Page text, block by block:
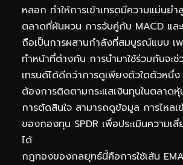
หลอก ทำให้การเข้าเทรดมีความแม่นยำ
ตลาดที่ผันผวน การจับคู่กับ MACD แล
ถือเป็นการผสานกำลังที่สมบูรณ์แบบ เพ
ทำหน้าที่ต่างกัน การนำมาใช้ร่วมกันจะ
เทรนด์ได้ดีกว่าการดูเพียงตัวใดตัวหนึ่
ต้องการติดตามกระแสเงินทุนในตลาดหุ้
การตัดสินใจ สามารถดูข้อมูล การไหล
ของกองทุน SPDR เพื่อประเมินความเ
ได้
กฎทองของกลยุทธ์นี้คือการใช้เส้น